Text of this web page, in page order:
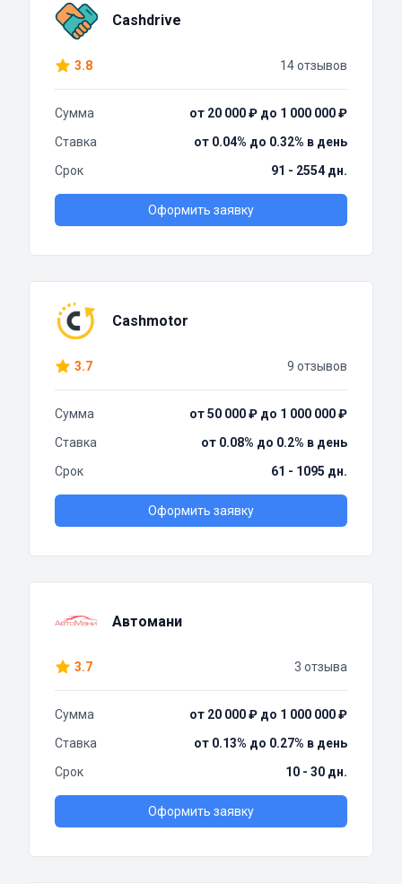
Cashdrive
3.8 14 отзывов
Сумма
от 20 000 ₽ до 1 000 000 ₽
Ставка
от 0.04% до 0.32% в день
Срок
91 - 2554 дн.
Оформить заявку
Cashmotor
3.7 9 отзывов
Сумма
от 50 000 ₽ до 1 000 000 ₽
Ставка
от 0.08% до 0.2% в день
Срок
61 - 1095 дн.
Оформить заявку
Автомани
3.7 3 отзыва
Сумма
от 20 000 ₽ до 1 000 000 ₽
Ставка
от 0.13% до 0.27% в день
Срок
10 - 30 дн.
Оформить заявку